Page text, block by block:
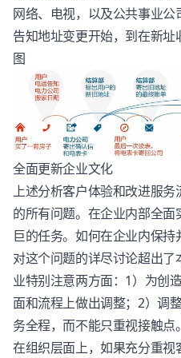
网络、电视，以及公共事业公
告知地址变更开始，到在新
图
全面更新企业文化
上述分析客户体验和改进服务
的所有问题。在企业内部全
巨的任务。如何在企业内保持
对这个问题的详尽讨论超出
业特别注意两方面：1）为创
面和流程上做出调整；2）调
务全程，而不能只重视接触点。
在组织层面上，如果充分重视